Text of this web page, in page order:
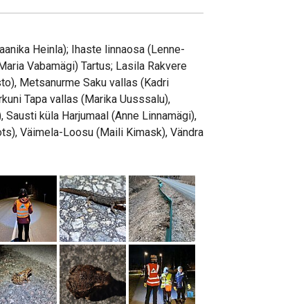
Heinla); Ihaste linnaosa (Lenne-
Vabamägi) Tartus; Lasila Rakvere
Metsanurme Saku vallas (Kadri
Tapa vallas (Marika Uusssalu),
küla Harjumaal (Anne Linnamägi),
Väimela-Loosu (Maili Kimask), Vändra